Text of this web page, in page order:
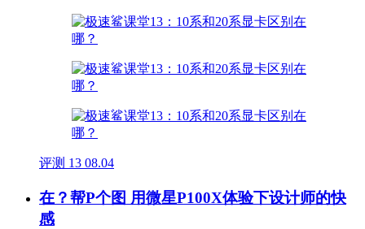
评测 13 08.04
在？帮P个图 用微星P100X体验下设计师的快
感